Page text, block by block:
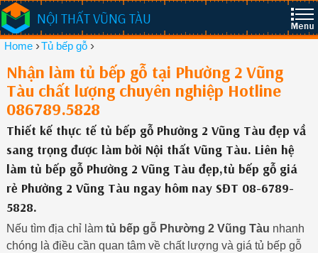
NỘI THẤT VŨNG TÀU
Home ›Tủ bếp gỗ ›
Nhận làm tủ bếp gỗ tại Phường 2 Vũng
Tàu chất lượng chuyên nghiệp Hotline
086789.5828
Thiết kế thực tế tủ bếp gỗ Phường 2 Vũng Tàu đẹp vầ
sang trọng được làm bởi Nội thất Vũng Tàu. Liên hệ
làm tủ bếp gỗ Phường 2 Vũng Tàu đẹp,tủ bếp gỗ giá
rẻ Phường 2 Vũng Tàu ngay hôm nay SĐT 08-6789-
5828.
Nếu tìm địa chỉ làm tủ bếp gỗ Phường 2 Vũng Tàu nhanh
chóng là điều cần quan tâm về chất lượng và giá tủ bếp gỗ